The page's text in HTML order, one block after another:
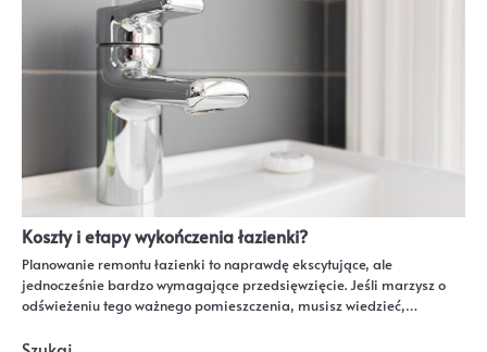
Koszty i etapy wykończenia łazienki?
Planowanie remontu łazienki to naprawdę ekscytujące, ale
jednocześnie bardzo wymagające przedsięwzięcie. Jeśli marzysz o
odświeżeniu tego ważnego pomieszczenia, musisz wiedzieć,…